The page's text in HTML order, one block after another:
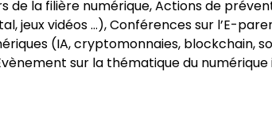
la filière numérique, Actions de
jeux vidéos …), Conférences sur l’E-
(IA, cryptomonnaies, blockchain,
sur la thématique du